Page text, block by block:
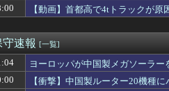
熊本地震発生時の病院手術中に突然の
影山優佳（25）、『爆弾発言』キタァ
韓国サッカー 国際試合で審判買収(性
【動画】首都高で4tトラックが原
守速報 [一覧]
ヨーロッパが中国製メガソーラー
【衝撃】中国製ルーター20機種